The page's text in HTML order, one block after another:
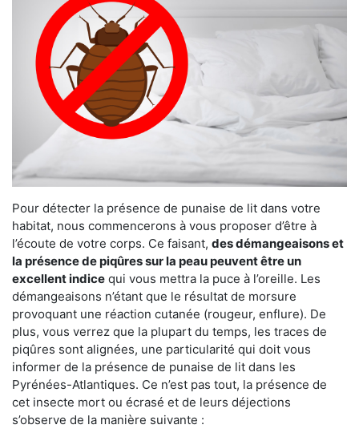
Pour détecter la présence de punaise de lit dans votre
habitat, nous commencerons à vous proposer d’être à
l’écoute de votre corps. Ce faisant, des démangeaisons et
la présence de piqûres sur la peau peuvent être un
excellent indice qui vous mettra la puce à l’oreille. Les
démangeaisons n’étant que le résultat de morsure
provoquant une réaction cutanée (rougeur, enflure). De
plus, vous verrez que la plupart du temps, les traces de
piqûres sont alignées, une particularité qui doit vous
informer de la présence de punaise de lit dans les
Pyrénées-Atlantiques. Ce n’est pas tout, la présence de
cet insecte mort ou écrasé et de leurs déjections
s’observe de la manière suivante :